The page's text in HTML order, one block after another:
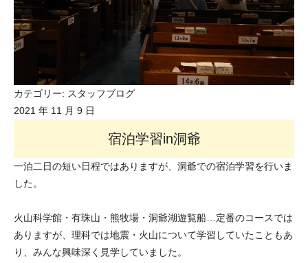
カテゴリー: スタッフブログ
2021 年 11 月 9 日
宿泊学習in洞爺
一泊二日の短い日程ではありますが、洞爺での宿泊学習を行いま
した。
火山科学館・有珠山・熊牧場・洞爺湖遊覧船…定番のコースでは
ありますが、理科では地震・火山について学習していたこともあ
り、みんな興味深く見学していました。